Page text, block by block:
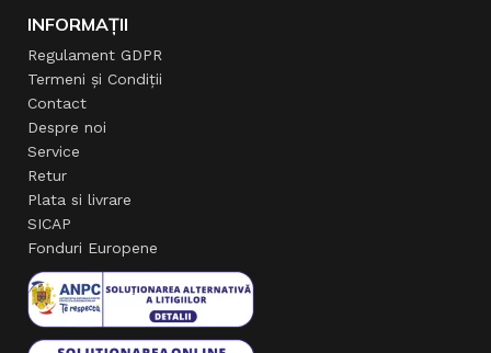
INFORMAȚII
Regulament GDPR
Termeni și Condiții
Contact
Despre noi
Service
Retur
Plata si livrare
SICAP
Fonduri Europene